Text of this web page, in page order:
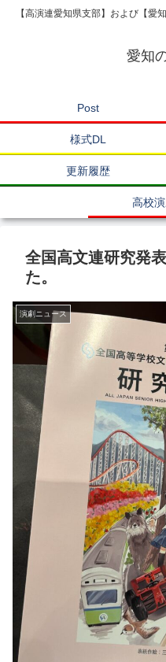
【高演連愛知県支部】および【愛
愛知
Post
様式DL
更新履歴
高校
全国高文連研究発
た。
演劇ニュース